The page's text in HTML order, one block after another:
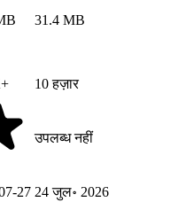
31.4 MB
10 हज़ार
उपलब्ध नहीं
27 24 जुल॰ 2026